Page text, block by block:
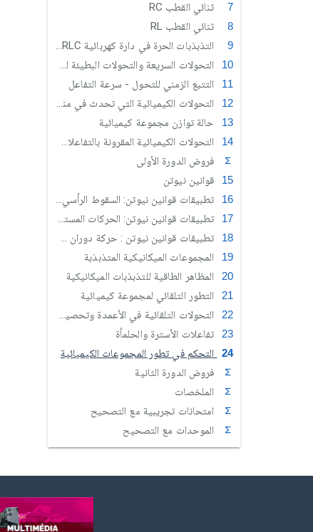
ثنائي القطب RC
ثنائي القطب RL
التذبذبات الحرة في دارة كهربائية RLC متوالية
التحولات السريعة والتحولات البطيئة لمجموعة كيميائية
التتبع الزمني للتحول - سرعة التفاعل
التحولات الكيميائية التي تحدث في منحيين
حالة توازن مجموعة كيميائية
التحولات الكيميائية المقرونة بالتفاعلات حمض قاعدة في محلول مائي
فروض الدورة الأولى
قوانين نيوتن
تطبيقات قوانين نيوتن: السقوط الرأسي لجسم صلب
تطبيقات قوانين نيوتن: الحركات المستوية
تطبيقات قوانين نيوتن : حركة دوران جسم صلب حول محور ثابت
المجموعات الميكانيكية المتذبذبة
المظاهر الطاقية للتذبذبات الميكانيكية
التطور التلقائي لمجموعة كيميائية
التحولات التلقائية في الأعمدة وتحصيل الطاقة
تفاعلات الأسترة والحلمأة
التحكم في تطور المجموعات الكيميائية
فروض الدورة الثانية
الملخصات
امتحانات تجريبية مع التصحيح
الموحدات مع التصحيح